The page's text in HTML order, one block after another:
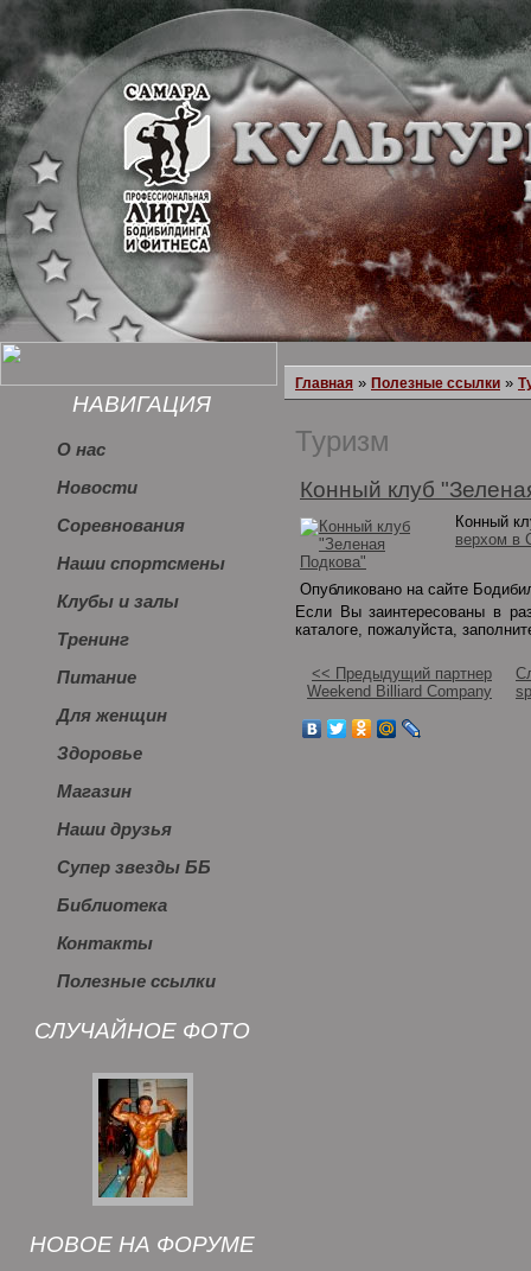
НАВИГАЦИЯ
О нас
Новости
Соревнования
Наши спортсмены
Клубы и залы
Тренинг
Питание
Для женщин
Здоровье
Магазин
Наши друзья
Супер звезды ББ
Библиотека
Контакты
Полезные ссылки
СЛУЧАЙНОЕ ФОТО
НОВОЕ НА ФОРУМЕ
Главная » Полезные ссылки »
Туризм
Конный клуб
Конный
верхом в
Опубликовано на сайте
Если Вы заинтересованы в
каталоге, пожалуйста,
<< Предыдущий партнер
Weekend Billiard Company